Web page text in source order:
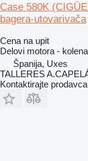
Case 580K
bagera-utovarivača
Cena na upit
Delovi motora -
Španija, Uxes
TALLERES
Kontaktirajte prodavca